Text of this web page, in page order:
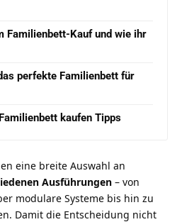
Familienbett-Kauf und wie ihr
perfekte Familienbett für
kaufen Tipps
eine breite Auswahl an
Ausführungen – von
modulare Systeme bis hin zu
Damit die Entscheidung nicht